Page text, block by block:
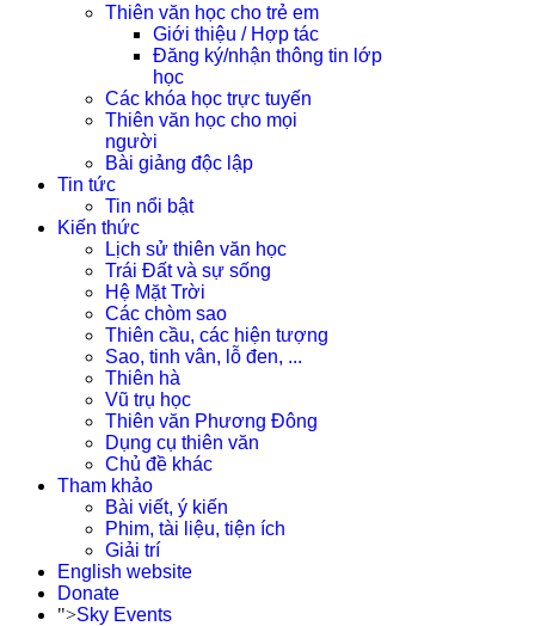
Thiên văn học cho trẻ em
Giới thiệu / Hợp tác
Đăng ký/nhận thông tin lớp
học
Các khóa học trực tuyến
Thiên văn học cho mọi
người
Bài giảng độc lập
Tin tức
Tin nổi bật
Kiến thức
Lịch sử thiên văn học
Trái Đất và sự sống
Hệ Mặt Trời
Các chòm sao
Thiên cầu, các hiện tượng
Sao, tinh vân, lỗ đen, ...
Thiên hà
Vũ trụ học
Thiên văn Phương Đông
Dụng cụ thiên văn
Chủ đề khác
Tham khảo
Bài viết, ý kiến
Phim, tài liệu, tiện ích
Giải trí
English website
Donate
">Sky Events